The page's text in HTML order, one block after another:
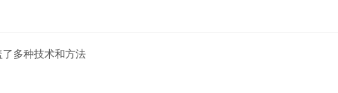
多种技术和方法